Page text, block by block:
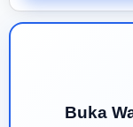
Buka